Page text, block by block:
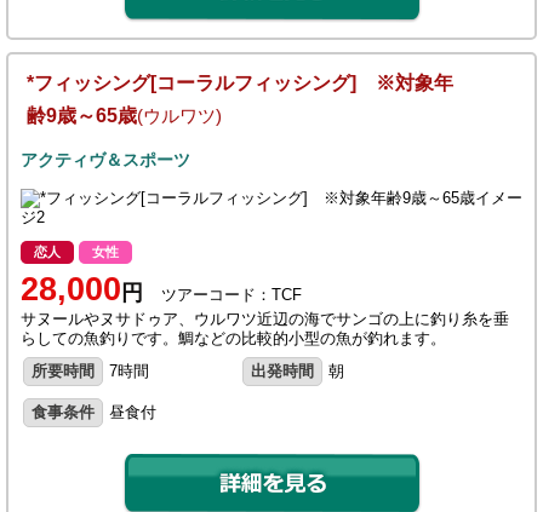
*フィッシング[コーラルフィッシング] ※対象年
齢9歳～65歳(ウルワツ)
アクティヴ＆スポーツ
恋人 女性
28,000 円
ツアーコード：TCF
サヌールやヌサドゥア、ウルワツ近辺の海でサンゴの上に釣り糸を垂
らしての魚釣りです。鯛などの比較的小型の魚が釣れます。
所要時間
7時間 出発時間 朝
食事条件 昼食付